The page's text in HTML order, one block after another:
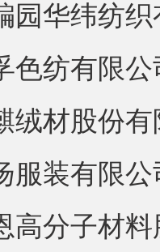
华纬纺织
纺有限公
材股份有
装有限公
分子材料